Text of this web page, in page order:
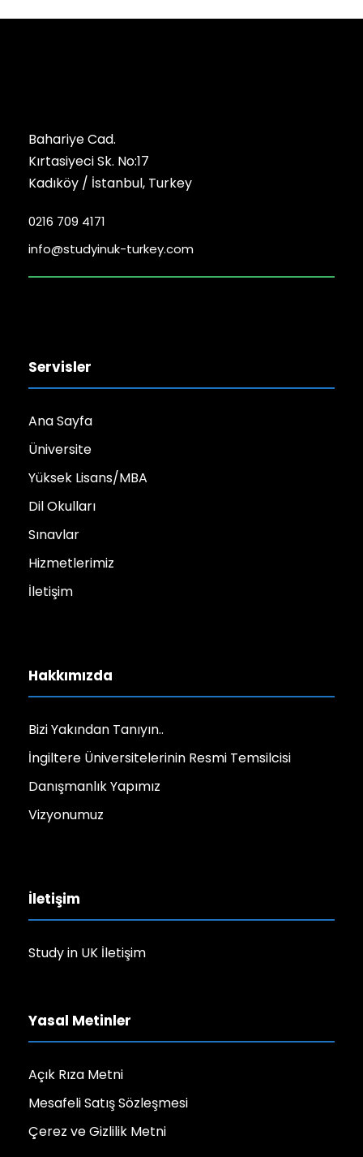
Bahariye Cad.
Kırtasiyeci Sk. No:17
Kadıköy / İstanbul, Turkey
0216 709 4171
info@studyinuk-turkey.com
Servisler
Ana Sayfa
Üniversite
Yüksek Lisans/MBA
Dil Okulları
Sınavlar
Hizmetlerimiz
İletişim
Hakkımızda
Bizi Yakından Tanıyın..
İngiltere Üniversitelerinin Resmi Temsilcisi
Danışmanlık Yapımız
Vizyonumuz
İletişim
Study in UK İletişim
Yasal Metinler
Açık Rıza Metni
Mesafeli Satış Sözleşmesi
Çerez ve Gizlilik Metni